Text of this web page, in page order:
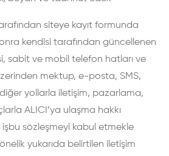
siteye kayıt formunda
kendisi tarafından güncellenen
sabit ve mobil telefon hatları ve
mektup, e-posta, SMS,
yollarla iletişim, pazarlama,
ALICI’ya ulaşma hakkı
işbu sözleşmeyi kabul etmekle
yukarıda belirtilen iletişim